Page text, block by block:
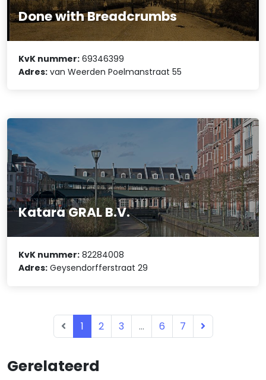
Gerelateerd
Done with Breadcrumbs
KvK nummer: 69346399
Adres: van Weerden Poelmanstraat 55
Katara GRAL B.V.
KvK nummer: 82284008
Adres: Geysendorfferstraat 29
1 2 3 ... 6 7